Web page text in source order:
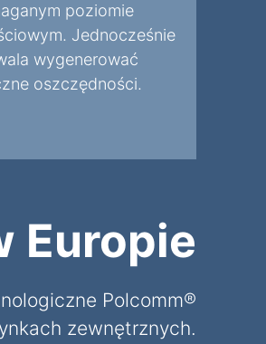
poziomie
Jednocześnie
wygenerować
oszczędności.
Europie
Polcomm®
zewnętrznych.